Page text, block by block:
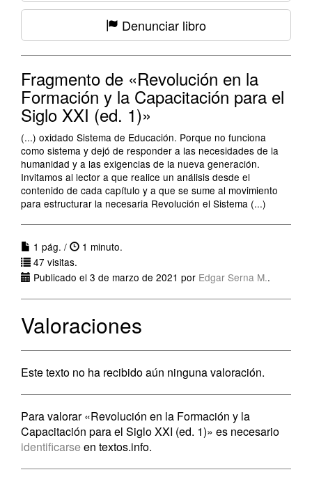
Denunciar libro
Fragmento de «Revolución en la
Formación y la Capacitación para el
Siglo XXI (ed. 1)»
(...) oxidado Sistema de Educación. Porque no funciona
como sistema y dejó de responder a las necesidades de la
humanidad y a las exigencias de la nueva generación.
Invitamos al lector a que realice un análisis desde el
contenido de cada capítulo y a que se sume al movimiento
para estructurar la necesaria Revolución el Sistema (...)
1 pág. /
1 minuto.
47 visitas.
Publicado el 3 de marzo de 2021 por Edgar Serna M..
Valoraciones
Este texto no ha recibido aún ninguna valoración.
Para valorar «Revolución en la Formación y la
Capacitación para el Siglo XXI (ed. 1)» es necesario
identificarse en textos.info.